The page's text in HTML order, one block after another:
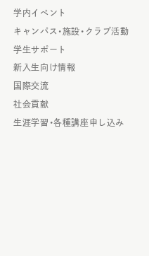
学内イベント
キャンパス・施設・クラブ活動
学生サポート
新入生向け情報
国際交流
社会貢献
生涯学習・各種講座申し込み